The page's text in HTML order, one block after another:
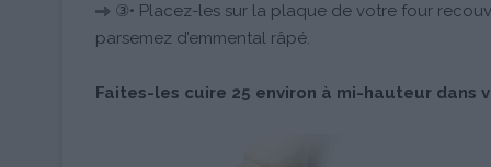
③• Placez-les sur la plaque de votre four
parsemez d’emmental râpé.
Faites-les cuire 25 environ à mi-hauteur dans